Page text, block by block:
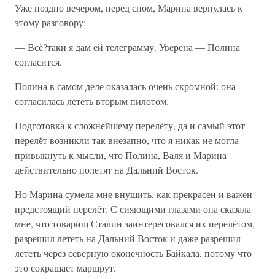
Уже поздно вечером, перед сном, Марина вернулась к
этому разговору:
— Всё?таки я дам ей телеграмму. Уверена — Полина
согласится.
Полина в самом деле оказалась очень скромной: она
согласилась лететь вторым пилотом.
Подготовка к сложнейшему перелёту, да и самый этот
перелёт возникли так внезапно, что я никак не могла
привыкнуть к мысли, что Полина, Валя и Марина
действительно полетят на Дальний Восток.
Но Марина сумела мне внушить, как прекрасен и важен
предстоящий перелёт. С сияющими глазами она сказала
мне, что товарищ Сталин заинтересовался их перелётом,
разрешил лететь на Дальний Восток и даже разрешил
лететь через северную оконечность Байкала, потому что
это сокращает маршрут.